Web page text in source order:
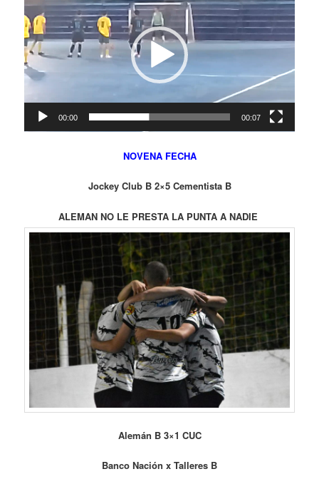
vídeo
00:00 00:07
NOVENA FECHA
Jockey Club B 2×5 Cementista B
ALEMAN NO LE PRESTA LA PUNTA A NADIE
Alemán B 3×1 CUC
Banco Nación x Talleres B